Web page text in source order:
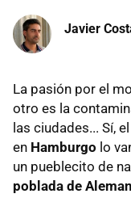
Javier
La pasión por el
otro es la
las ciudades... Sí,
en Hamburgo lo
un pueblecito de
poblada de